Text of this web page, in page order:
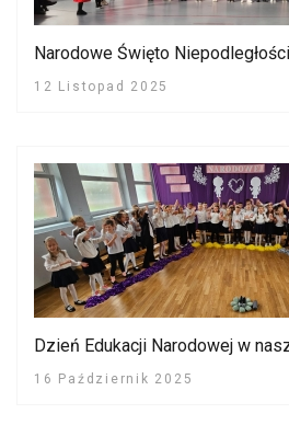
Narodowe Święto
12 Listopad 2025
Dzień Edukacji Narodowej w
16 Październik 2025